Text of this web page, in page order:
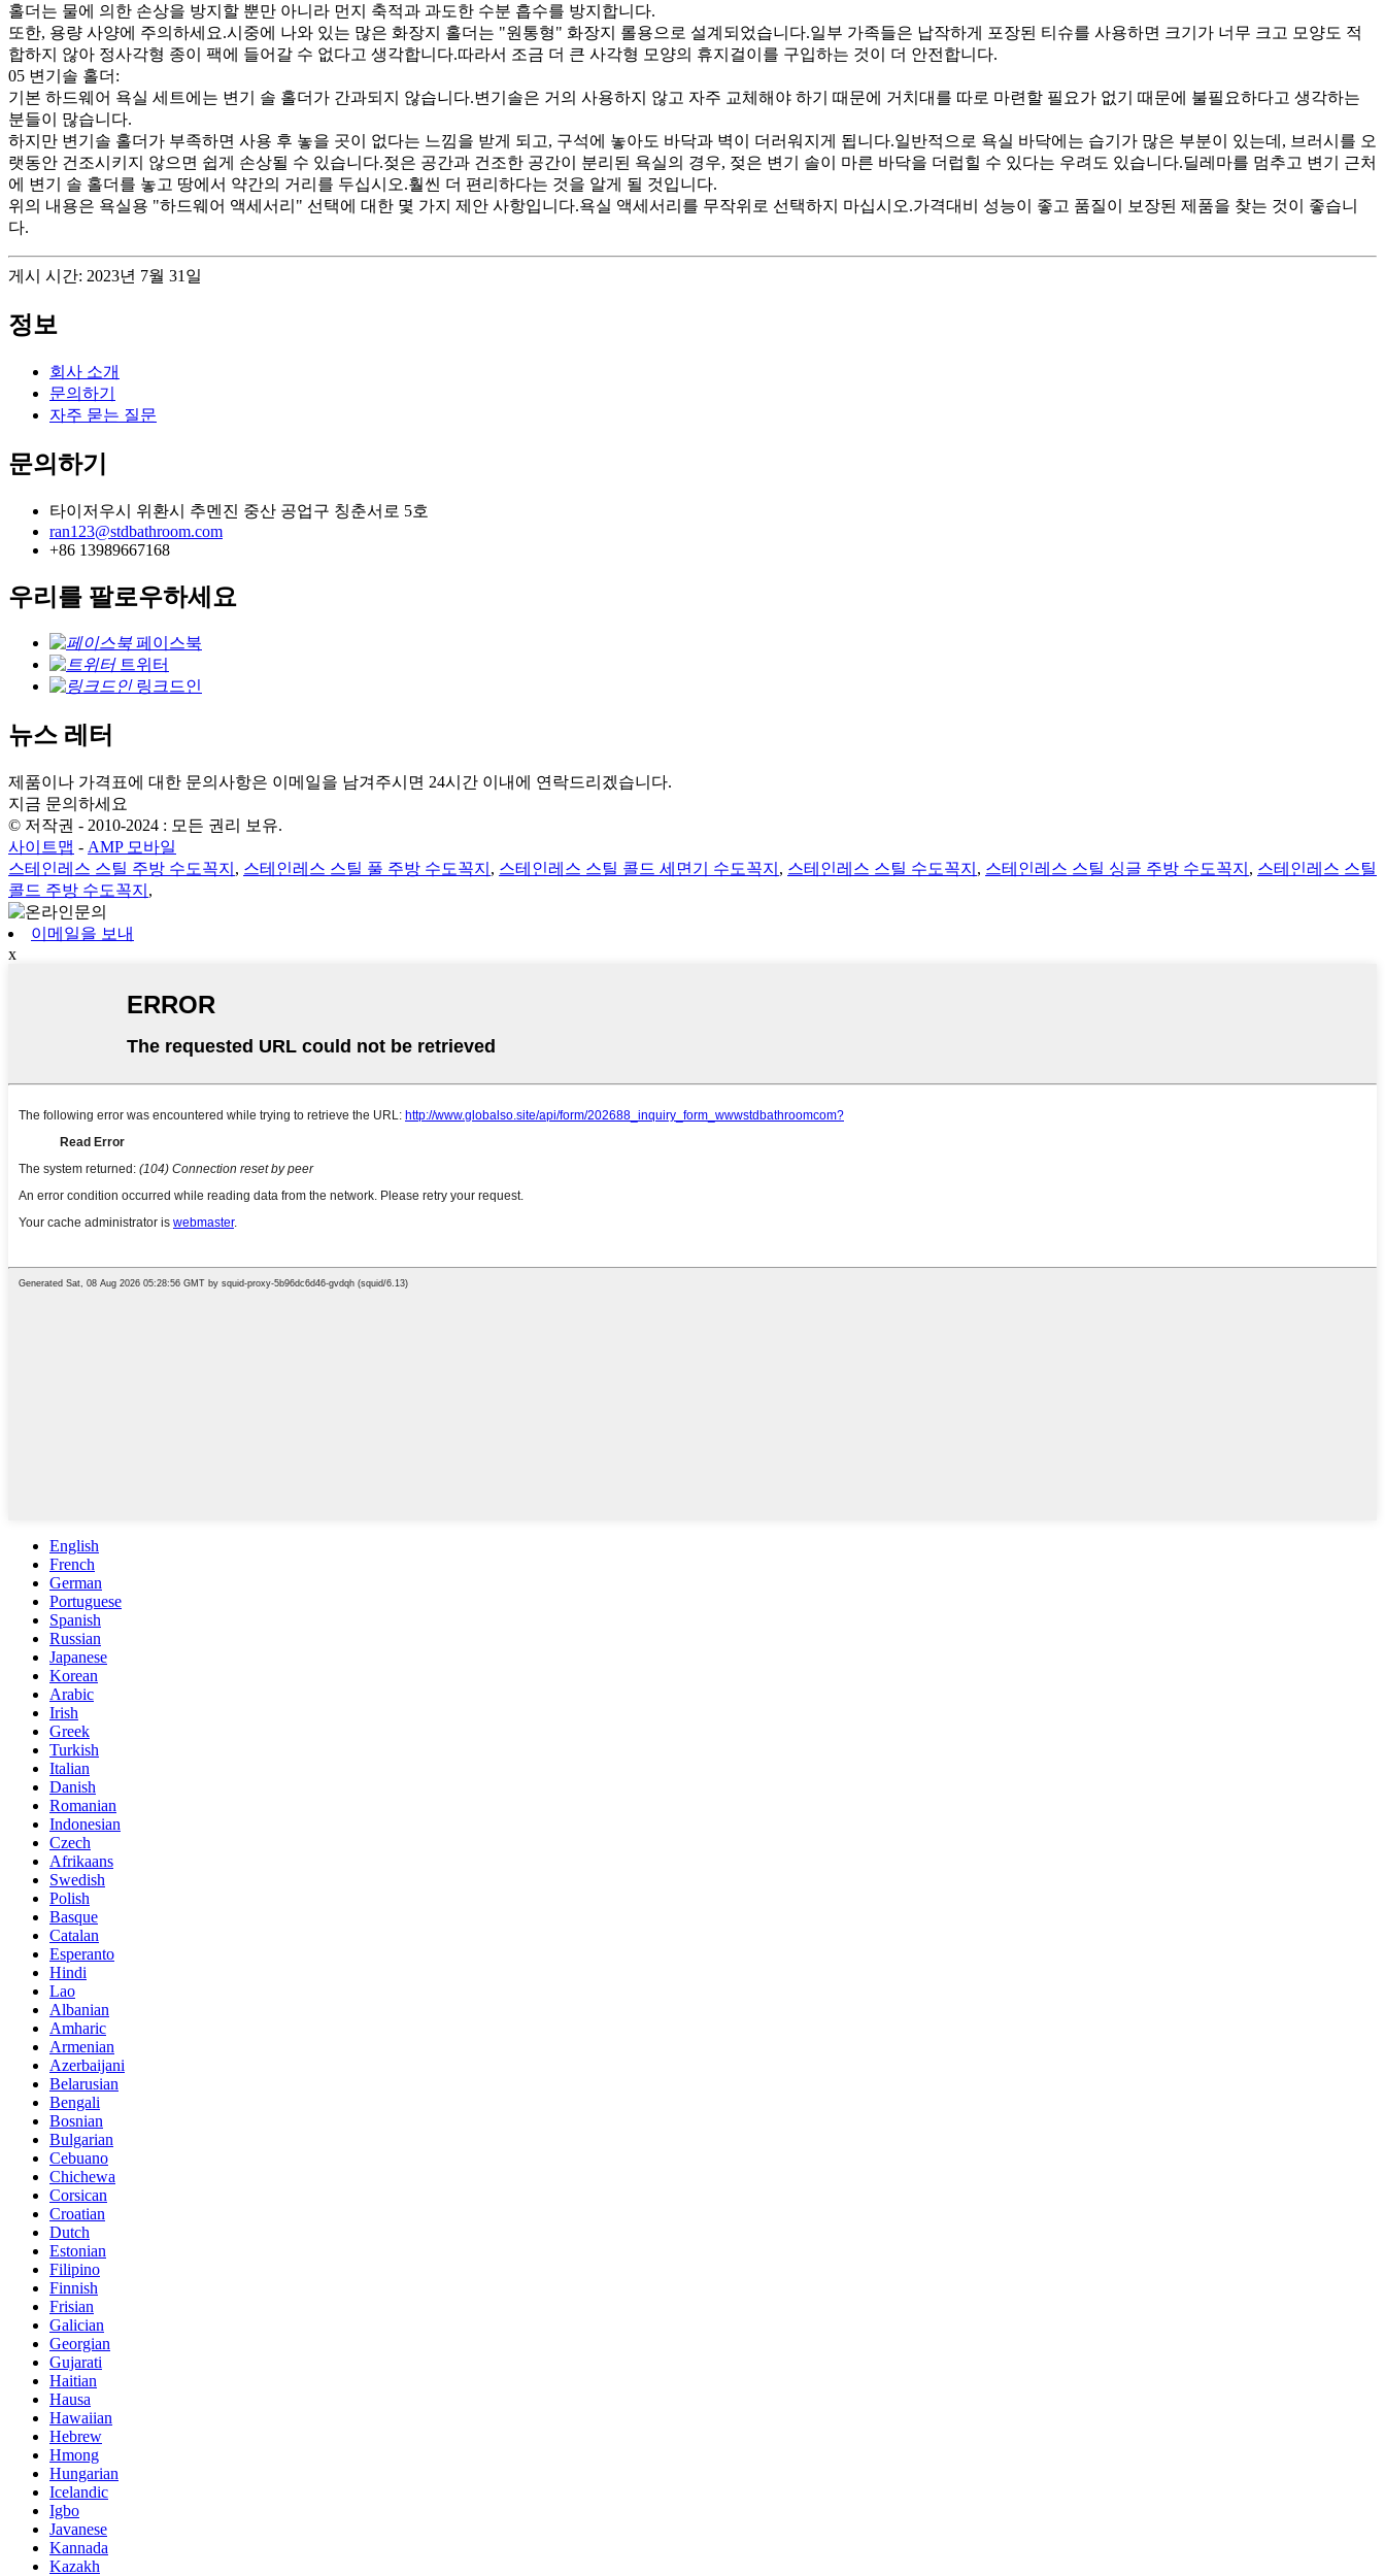
홀더는 물에 의한 손상을 방지할 뿐만 아니라 먼지 축적과 과도한 수분 흡수를 방지합니다.
또한, 용량 사양에 주의하세요.시중에 나와 있는 많은 화장지 홀더는 "원통형" 화장지 롤용으로 설계되었습니다.일부 가족들은 납작하게 포장된 티슈를 사용하면 크기가 너무 크고 모양도 적
합하지 않아 정사각형 종이 팩에 들어갈 수 없다고 생각합니다.따라서 조금 더 큰 사각형 모양의 휴지걸이를 구입하는 것이 더 안전합니다.
05 변기솔 홀더:
기본 하드웨어 욕실 세트에는 변기 솔 홀더가 간과되지 않습니다.변기솔은 거의 사용하지 않고 자주 교체해야 하기 때문에 거치대를 따로 마련할 필요가 없기 때문에 불필요하다고 생각하는
분들이 많습니다.
하지만 변기솔 홀더가 부족하면 사용 후 놓을 곳이 없다는 느낌을 받게 되고, 구석에 놓아도 바닥과 벽이 더러워지게 됩니다.일반적으로 욕실 바닥에는 습기가 많은 부분이 있는데, 브러시를 오
랫동안 건조시키지 않으면 쉽게 손상될 수 있습니다.젖은 공간과 건조한 공간이 분리된 욕실의 경우, 젖은 변기 솔이 마른 바닥을 더럽힐 수 있다는 우려도 있습니다.딜레마를 멈추고 변기 근처
에 변기 솔 홀더를 놓고 땅에서 약간의 거리를 두십시오.훨씬 더 편리하다는 것을 알게 될 것입니다.
위의 내용은 욕실용 "하드웨어 액세서리" 선택에 대한 몇 가지 제안 사항입니다.욕실 액세서리를 무작위로 선택하지 마십시오.가격대비 성능이 좋고 품질이 보장된 제품을 찾는 것이 좋습니
다.
게시 시간: 2023년 7월 31일
정보
회사 소개
문의하기
자주 묻는 질문
문의하기
타이저우시 위환시 추멘진 중산 공업구 칭춘서로 5호
ran123@stdbathroom.com
+86 13989667168
우리를 팔로우하세요
페이스북
트위터
링크드인
뉴스 레터
제품이나 가격표에 대한 문의사항은 이메일을 남겨주시면 24시간 이내에 연락드리겠습니다.
지금 문의하세요
© 저작권 - 2010-2024 : 모든 권리 보유.
사이트맵 - AMP 모바일
스테인레스 스틸 주방 수도꼭지 , 스테인레스 스틸 풀 주방 수도꼭지 , 스테인레스 스틸 콜드 세면기 수도꼭지 , 스테인레스 스틸 수도꼭지 , 스테인레스 스틸 싱글 주방 수도꼭지 , 스테인레스 스틸
콜드 주방 수도꼭지 ,
이메일을 보내
x
English
French
German
Portuguese
Spanish
Russian
Japanese
Korean
Arabic
Irish
Greek
Turkish
Italian
Danish
Romanian
Indonesian
Czech
Afrikaans
Swedish
Polish
Basque
Catalan
Esperanto
Hindi
Lao
Albanian
Amharic
Armenian
Azerbaijani
Belarusian
Bengali
Bosnian
Bulgarian
Cebuano
Chichewa
Corsican
Croatian
Dutch
Estonian
Filipino
Finnish
Frisian
Galician
Georgian
Gujarati
Haitian
Hausa
Hawaiian
Hebrew
Hmong
Hungarian
Icelandic
Igbo
Javanese
Kannada
Kazakh